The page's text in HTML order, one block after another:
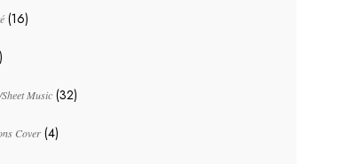
(16)
Music (32)
Cover (4)